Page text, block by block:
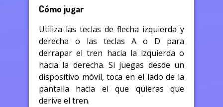
Cómo jugar
Utiliza las teclas de flecha izquierda y
derecha o las teclas A o D para
derrapar el tren hacia la izquierda o
hacia la derecha. Si juegas desde un
dispositivo móvil, toca en el lado de la
pantalla hacia el que quieras que
derive el tren.